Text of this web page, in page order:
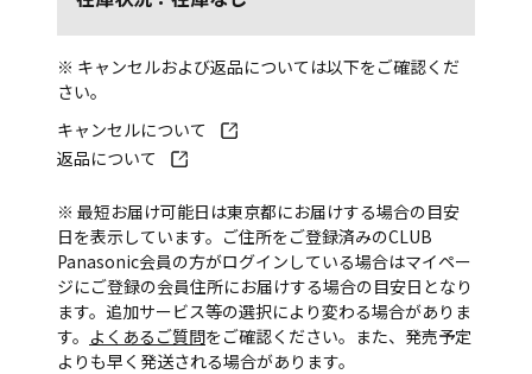
※ キャンセルおよび返品については以下をご確認くだ
さい。
キャンセルについて
返品について
※ 最短お届け可能日は東京都にお届けする場合の目安
日を表示しています。ご住所をご登録済みのCLUB
Panasonic会員の方がログインしている場合はマイペー
ジにご登録の会員住所にお届けする場合の目安日となり
ます。追加サービス等の選択により変わる場合がありま
す。 よくあるご質問をご確認ください。また、発売予定
よりも早く発送される場合があります。